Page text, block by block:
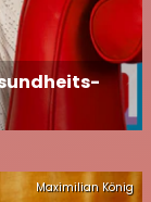
Maximilian König